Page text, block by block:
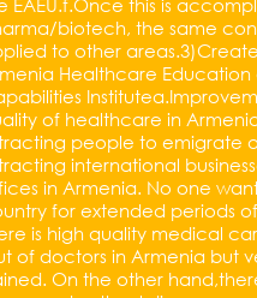
EAEU.f.Once this is
biotech, the same
to other
Healthcare Education
of healthcare in
people to emigrate
international
in Armenia. No one
for extended periods
is high quality medical
of doctors in Armenia but
On the other